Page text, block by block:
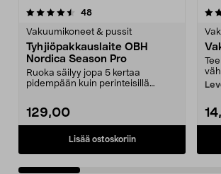
48arvostelut
Vakuumikoneet & pussit
Tyhjiöpakkauslaite OBH
Nordica Season Pro
Ruoka säilyy jopa 5 kertaa
pidempään kuin perinteisillä
129,00
Lisää ostoskoriin
4.5 viidestä